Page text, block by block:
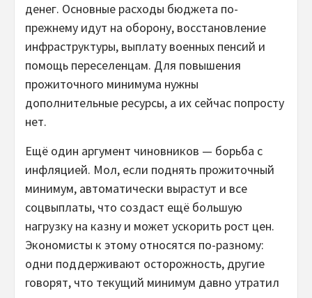
денег. Основные расходы бюджета по-
прежнему идут на оборону, восстановление
инфраструктуры, выплату военных пенсий и
помощь переселенцам. Для повышения
прожиточного минимума нужны
дополнительные ресурсы, а их сейчас попросту
нет.
Ещё один аргумент чиновников — борьба с
инфляцией. Мол, если поднять прожиточный
минимум, автоматически вырастут и все
соцвыплаты, что создаст ещё большую
нагрузку на казну и может ускорить рост цен.
Экономисты к этому относятся по-разному:
одни поддерживают осторожность, другие
говорят, что текущий минимум давно утратил